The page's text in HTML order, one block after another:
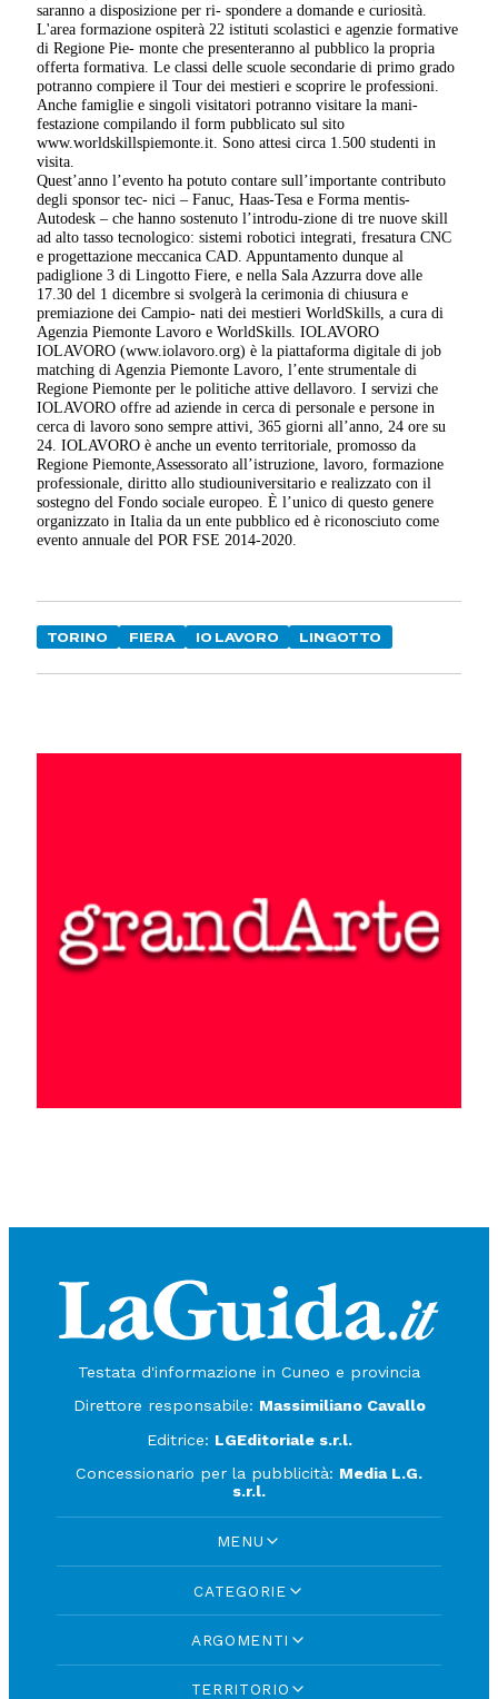
saranno a disposizione per ri- spondere a domande e curiosità.
L'area formazione ospiterà 22 istituti scolastici e agenzie formative
di Regione Pie- monte che presenteranno al pubblico la propria
offerta formativa. Le classi delle scuole secondarie di primo grado
potranno compiere il Tour dei mestieri e scoprire le professioni.
Anche famiglie e singoli visitatori potranno visitare la mani-
festazione compilando il form pubblicato sul sito
www.worldskillspiemonte.it. Sono attesi circa 1.500 studenti in
visita.
Quest’anno l’evento ha potuto contare sull’importante contributo
degli sponsor tec- nici – Fanuc, Haas-Tesa e Forma mentis-
Autodesk – che hanno sostenuto l’introdu-zione di tre nuove skill
ad alto tasso tecnologico: sistemi robotici integrati, fresatura CNC
e progettazione meccanica CAD. Appuntamento dunque al
padiglione 3 di Lingotto Fiere, e nella Sala Azzurra dove alle
17.30 del 1 dicembre si svolgerà la cerimonia di chiusura e
premiazione dei Campio- nati dei mestieri WorldSkills, a cura di
Agenzia Piemonte Lavoro e WorldSkills. IOLAVORO
IOLAVORO (www.iolavoro.org) è la piattaforma digitale di job
matching di Agenzia Piemonte Lavoro, l’ente strumentale di
Regione Piemonte per le politiche attive dellavoro. I servizi che
IOLAVORO offre ad aziende in cerca di personale e persone in
cerca di lavoro sono sempre attivi, 365 giorni all’anno, 24 ore su
24. IOLAVORO è anche un evento territoriale, promosso da
Regione Piemonte,Assessorato all’istruzione, lavoro, formazione
professionale, diritto allo studiouniversitario e realizzato con il
sostegno del Fondo sociale europeo. È l’unico di questo genere
organizzato in Italia da un ente pubblico ed è riconosciuto come
evento annuale del POR FSE 2014-2020.
TORINO FIERA IO LAVORO LINGOTTO
Testata d'informazione in Cuneo e provincia
Direttore responsabile: Massimiliano Cavallo
Editrice: LGEditoriale s.r.l.
Concessionario per la pubblicità: Media L.G.
s.r.l.
MENU
CATEGORIE
ARGOMENTI
TERRITORIO